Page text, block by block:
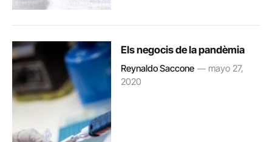
Els negocis de la pandèmia
Reynaldo Saccone
mayo 27,
2020